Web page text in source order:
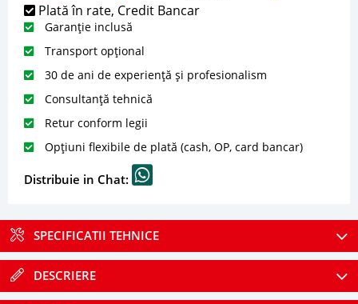
Plată în rate, Credit Bancar
Garanție inclusă
Transport opțional
30 de ani de experiență și profesionalism
Consultanță tehnică
Retur conform legii
Opțiuni flexibile de plată (cash, OP, card bancar)
Distribuie in Chat:
SPECIFICATII TEHNICE
DESCRIERE